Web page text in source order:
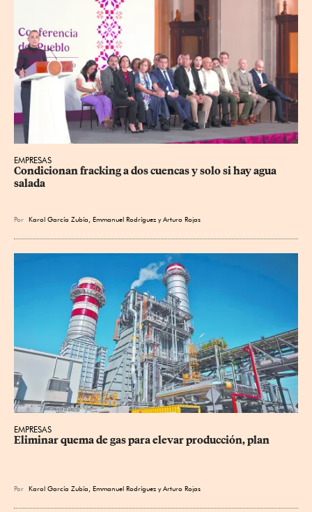
EMPRESAS
Condicionan fracking a dos cuencas y solo si hay agua
salada
Por Karol García Zubía Emmanuel Rodríguez yArturo Rojas
EMPRESAS
Eliminar quema de gas para elevar producción, plan
Por Karol García Zubía Emmanuel Rodríguez yArturo Rojas